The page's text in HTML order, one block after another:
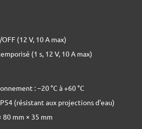
(12 V, 10 A max)
(1 s, 12 V, 10 A max)
: −20 °C à +60 °C
(résistant aux projections d'eau)
80 mm × 35 mm